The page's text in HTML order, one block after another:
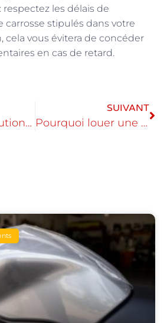
les délais de
carrosse stipulés dans votre
cela vous évitera de concéder
en cas de retard.
Leasing : la solution pour une voiture toujours neuve ?
SUIVANT
Pourquoi louer une voiture est un moyen ideal pour visiter La Reunion ?